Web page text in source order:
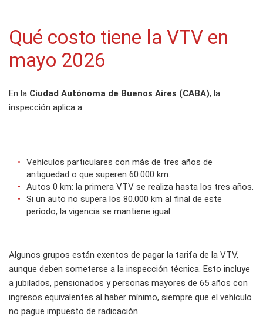
Qué costo tiene la VTV en
mayo 2026
En la Ciudad Autónoma de Buenos Aires (CABA), la
inspección aplica a:
Vehículos particulares con más de tres años de
antigüedad o que superen 60.000 km.
Autos 0 km: la primera VTV se realiza hasta los tres años.
Si un auto no supera los 80.000 km al final de este
período, la vigencia se mantiene igual.
Algunos grupos están exentos de pagar la tarifa de la VTV,
aunque deben someterse a la inspección técnica. Esto incluye
a jubilados, pensionados y personas mayores de 65 años con
ingresos equivalentes al haber mínimo, siempre que el vehículo
no pague impuesto de radicación.